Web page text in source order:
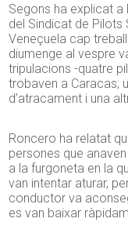
Segons ha explicat a
del Sindicat de Pilots
Veneçuela cap
diumenge al vespre
tripulacions -quatre
trobaven a Caracas;
d’atracament i una
Roncero ha relatat
persones que
a la furgoneta en la
van intentar aturar,
conductor va
es van baixar